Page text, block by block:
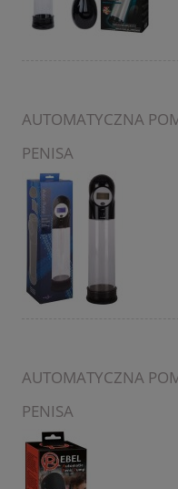
AUTOMATYCZNA
PENISA
AUTOMATYCZNA
PENISA